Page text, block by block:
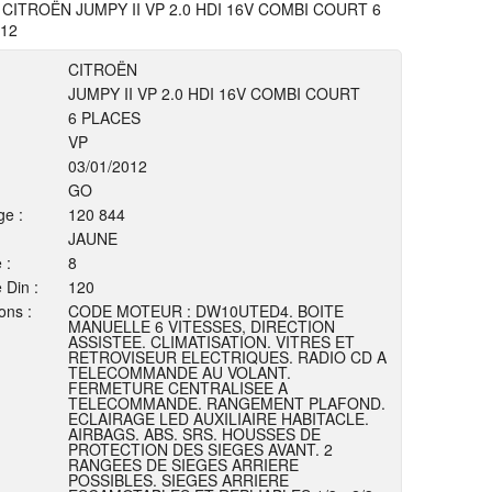
JUMPY II VP 2.0 HDI 16V COMBI COURT 6
CITROËN
JUMPY II VP 2.0 HDI 16V COMBI COURT
6 PLACES
VP
03/01/2012
GO
:
120 844
JAUNE
:
8
Din :
120
:
CODE MOTEUR : DW10UTED4. BOITE
MANUELLE 6 VITESSES, DIRECTION
ASSISTEE. CLIMATISATION. VITRES ET
RETROVISEUR ELECTRIQUES. RADIO CD A
TELECOMMANDE AU VOLANT.
FERMETURE CENTRALISEE A
TELECOMMANDE. RANGEMENT PLAFOND.
ECLAIRAGE LED AUXILIAIRE HABITACLE.
AIRBAGS. ABS. SRS. HOUSSES DE
PROTECTION DES SIEGES AVANT. 2
RANGEES DE SIEGES ARRIERE
POSSIBLES. SIEGES ARRIERE